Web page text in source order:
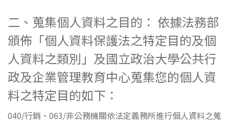
二、蒐集個人資料之目的： 依據法務部
頒佈「個人資料保護法之特定目的及個
人資料之類別」及國立政治大學公共行
政及企業管理教育中心蒐集您的個人資
料之特定目的如下：
040/行銷、063/非公務機關依法定義務所進行個人資料之蒐